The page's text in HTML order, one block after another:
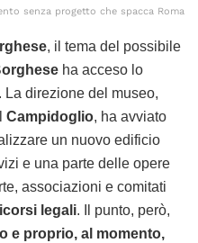
senza progetto che spacca Roma
, il tema del possibile
ha acceso lo
direzione del museo,
Campidoglio, ha avviato
un nuovo edificio
e una parte delle opere
associazioni e comitati
legali. Il punto, però,
e proprio, al momento,